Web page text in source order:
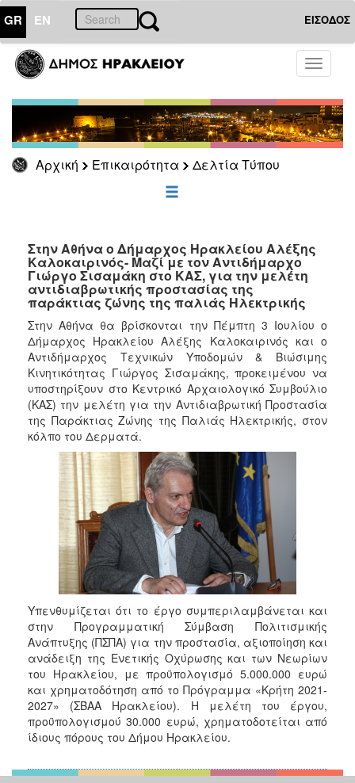
GR EN ΕΙΣΟΔΟΣ
Toggle
Αρχική Επικαιρότητα Δελτία Τύπου
ΕΠΙΚΑΙΡΟΤΗΤΑ
Τύπου
Αρχείο
ΕΠΙΣΚΕΠΤΗΣ
ΗΡΑΚΛΕΙΟ
Στην Αθήνα ο Δήμαρχος Ηρακλείου Αλέξης
Καλοκαιρινός- Μαζί με τον Αντιδήμαρχο
Γιώργο Σισαμάκη στο ΚΑΣ, για την μελέτη
αντιδιαβρωτικής προστασίας της
παράκτιας ζώνης της παλιάς Ηλεκτρικής
Στην Αθήνα θα βρίσκονται την Πέμπτη 3 Ιουλίου ο
Δήμαρχος Ηρακλείου Αλέξης Καλοκαιρινός και ο
Αντιδήμαρχος Τεχνικών Υποδομών & Βιώσιμης
Κινητικότητας Γιώργος Σισαμάκης, προκειμένου να
υποστηρίξουν στο Κεντρικό Αρχαιολογικό Συμβούλιο
(ΚΑΣ) την μελέτη για την Αντιδιαβρωτική Προστασία
της Παράκτιας Ζώνης της Παλιάς Ηλεκτρικής, στον
κόλπο του Δερματά.
Υπενθυμίζεται ότι το έργο συμπεριλαμβάνεται και
στην Προγραμματική Σύμβαση Πολιτισμικής
Ανάπτυξης (ΠΣΠΑ) για την προστασία, αξιοποίηση και
ανάδειξη της Ενετικής Οχύρωσης και των Νεωρίων
του Ηρακλείου, με προϋπολογισμό 5.000.000 ευρώ
και χρηματοδότηση από το Πρόγραμμα «Κρήτη 2021-
2027» (ΣΒΑΑ Ηρακλείου). Η μελέτη του έργου,
προϋπολογισμού 30.000 ευρώ, χρηματοδοτείται από
ίδιους πόρους του Δήμου Ηρακλείου.